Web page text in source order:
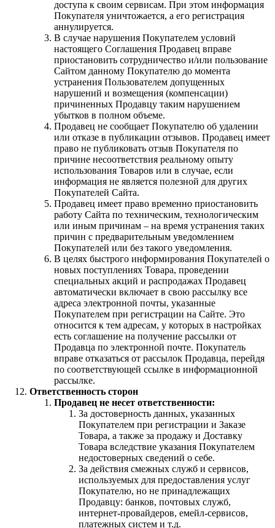
доступа к своим сервисам. При этом информация
Покупателя уничтожается, а его регистрация
аннулируется.
В случае нарушения Покупателем условий
настоящего Соглашения Продавец вправе
приостановить сотрудничество и/или пользование
Сайтом данному Покупателю до момента
устранения Пользователем допущенных
нарушений и возмещения (компенсации)
причиненных Продавцу таким нарушением
убытков в полном объеме.
Продавец не сообщает Покупателю об удалении
или отказе в публикации отзывов. Продавец имеет
право не публиковать отзыв Покупателя по
причине несоответствия реальному опыту
использования Товаров или в случае, если
информация не является полезной для других
Покупателей Сайта.
Продавец имеет право временно приостановить
работу Сайта по техническим, технологическим
или иным причинам – на время устранения таких
причин с предварительным уведомлением
Покупателей или без такого уведомления.
В целях быстрого информирования Покупателей о
новых поступлениях Товара, проведении
специальных акций и распродажах Продавец
автоматически включает в свою рассылку все
адреса электронной почты, указанные
Покупателем при регистрации на Сайте. Это
относится к тем адресам, у которых в настройках
есть соглашение на получение рассылки от
Продавца по электронной почте. Покупатель
вправе отказаться от рассылок Продавца, перейдя
по соответствующей ссылке в информационной
рассылке.
Ответственность сторон
Продавец не несет ответственности:
За достоверность данных, указанных
Покупателем при регистрации и Заказе
Товара, а также за продажу и Доставку
Товара вследствие указания Покупателем
недостоверных сведений о себе.
За действия смежных служб и сервисов,
используемых для предоставления услуг
Покупателю, но не принадлежащих
Продавцу: банков, почтовых служб,
интернет-провайдеров, емейл-сервисов,
платежных систем и т.д.